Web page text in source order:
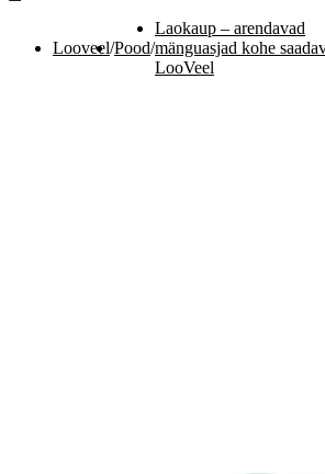
Looveel/Pood/
Laokaup – arendavad
mänguasjad kohe
LooVeel